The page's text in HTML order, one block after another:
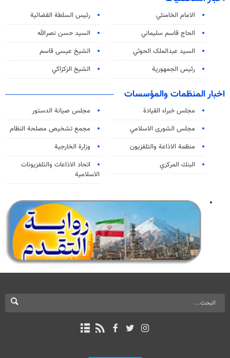
الامام الخامنئي
رئیس السلطة القضائیة
الحاج قاسم سليماني
السيد حسن نصرالله
السید عبدالملک الحوثي
الشيخ عيسى قاسم
رئيس الجمهورية
الشيخ الزكزاكي
اخبار المنظمات والمؤسسات
مجلس خبراء القيادة
مجلس صيانة الدستور
مجلس الشورى الاسلامي
مجمع تشخيص مصلحة النظام
منظمة الاذاعة والتلفزیون
وزارة الخارجية
البنك المركزي
اتحاد الاذاعات والتلفزيونات
الاسلامية